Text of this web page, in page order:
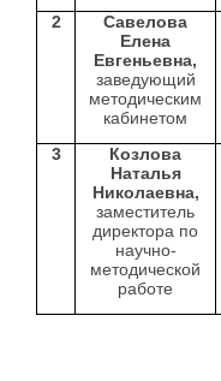
2
Савелова
Елена
Евгеньевна,
заведующий
методическим
кабинетом
3
Козлова
Наталья
Николаевна,
заместитель
директора по
научно-
методической
работе